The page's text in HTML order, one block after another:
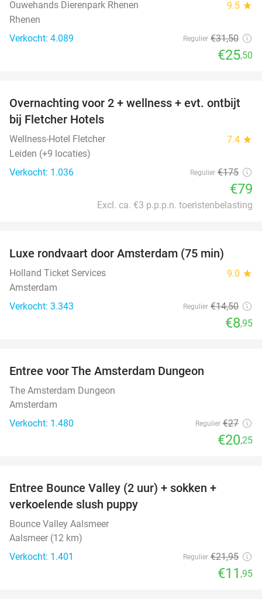
Ouwehands Dierenpark Rhenen 9.5 star
Rhenen
Verkocht: 4.089
Regulier €31,50
€25,50
55%
Overnachting voor 2 + wellness + evt. ontbijt
bij Fletcher Hotels
Wellness-Hotel Fletcher 7.4 star
Leiden (+9 locaties)
Verkocht: 1.036
Regulier €175
€79
Excl. ca. €3 p.p.p.n. toeristenbelasting
Luxe rondvaart door Amsterdam (75 min)
Holland Ticket Services 9.0 star
Amsterdam
Verkocht: 3.343
Regulier €14,50
€8,95
Entree voor The Amsterdam Dungeon
The Amsterdam Dungeon
Amsterdam
Verkocht: 1.480
Regulier €27
€20,25
Entree Bounce Valley (2 uur) + sokken +
verkoelende slush puppy
Bounce Valley Aalsmeer
Aalsmeer (12 km)
Verkocht: 1.401
Regulier €21,95
€11 ,95